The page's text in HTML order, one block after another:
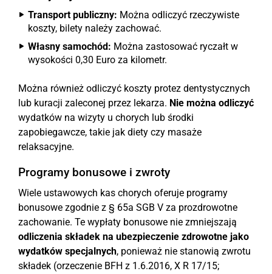
Transport publiczny: Można odliczyć rzeczywiste
koszty, bilety należy zachować.
Własny samochód: Można zastosować ryczałt w
wysokości 0,30 Euro za kilometr.
Można również odliczyć koszty protez dentystycznych
lub kuracji zaleconej przez lekarza. Nie można odliczyć
wydatków na wizyty u chorych lub środki
zapobiegawcze, takie jak diety czy masaże
relaksacyjne.
Programy bonusowe i zwroty
Wiele ustawowych kas chorych oferuje programy
bonusowe zgodnie z § 65a SGB V za prozdrowotne
zachowanie. Te wypłaty bonusowe nie zmniejszają
odliczenia składek na ubezpieczenie zdrowotne jako
wydatków specjalnych, ponieważ nie stanowią zwrotu
składek (orzeczenie BFH z 1.6.2016, X R 17/15;